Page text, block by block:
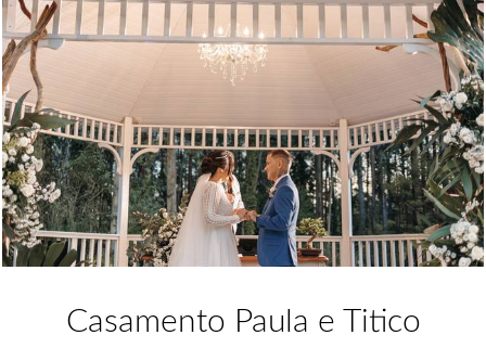
Casamento Paula e Titico